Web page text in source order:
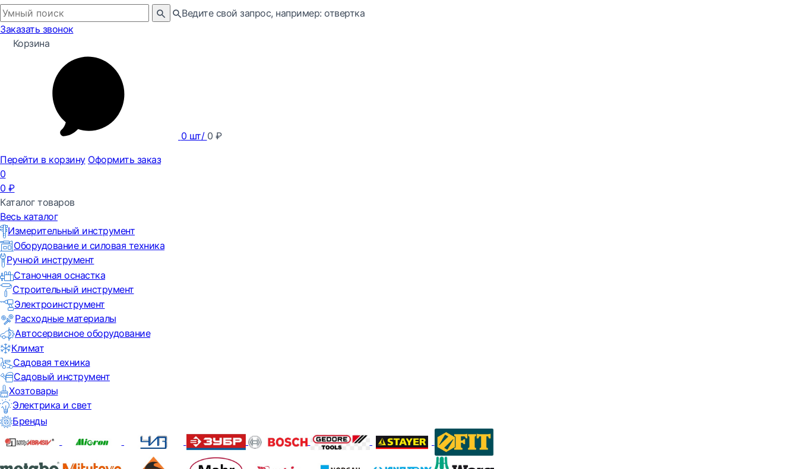
Ведите свой запрос, например: отвертка
Заказать звонок
Корзина
0 шт/ 0 ₽
Перейти в корзину Оформить заказ
0
0 ₽
Каталог товаров
Весь каталог
Измерительный инструмент
Оборудование и силовая техника
Ручной инструмент
Станочная оснастка
Строительный инструмент
Электроинструмент
Расходные материалы
Автосервисное оборудование
Климат
Садовая техника
Садовый инструмент
Хозтовары
Электрика и свет
Бренды